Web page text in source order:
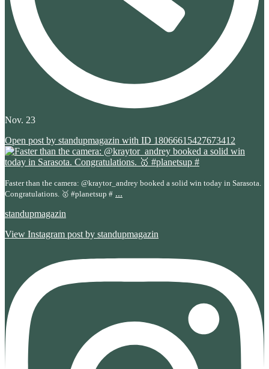
Nov. 23
Open post by standupmagazin with ID 18066615427673412
Faster than the camera: @kraytor_andrey booked a solid win today in Sarasota.
Congratulations. 🥇 #planetsup # ...
standupmagazin
View Instagram post by standupmagazin